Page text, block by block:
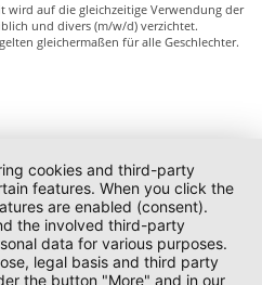
wird auf die gleichzeitige Verwendung der
und divers (m/w/d) verzichtet.
gleichermaßen für alle Geschlechter.
cookies and third-party
features. When you click the
are enabled (consent).
the involved third-party
data for various purposes.
legal basis and third party
the button "More" and in our